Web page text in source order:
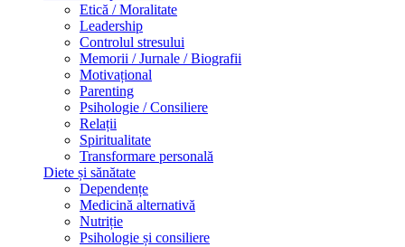
Etică / Moralitate
Leadership
Controlul stresului
Memorii / Jurnale / Biografii
Motivațional
Parenting
Psihologie / Consiliere
Relații
Spiritualitate
Transformare personală
Diete și sănătate
Dependențe
Medicină alternativă
Nutriție
Psihologie și consiliere